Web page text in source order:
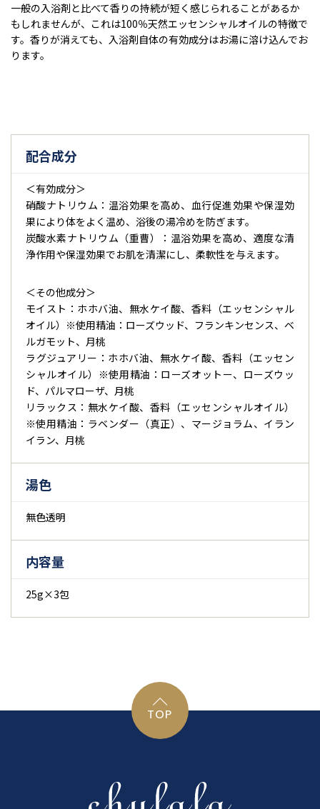
一般の入浴剤と比べて香りの持続が短く感じられることがあるか
もしれませんが、これは100％天然エッセンシャルオイルの特徴で
す。香りが消えても、入浴剤自体の有効成分はお湯に溶け込んでお
ります。
配合成分
＜有効成分＞
硝酸ナトリウム：温浴効果を高め、血行促進効果や保湿効
果により体をよく温め、浴後の湯冷めを防ぎます。
炭酸水素ナトリウム（重曹）：温浴効果を高め、適度な清
浄作用や保湿効果でお肌を清潔にし、柔軟性を与えます。
＜その他成分＞
モイスト：ホホバ油、無水ケイ酸、香料（エッセンシャル
オイル）※使用精油：ローズウッド、フランキンセンス、ベ
ルガモット、月桃
ラグジュアリー：ホホバ油、無水ケイ酸、香料（エッセン
シャルオイル）※使用精油：ローズオットー、ローズウッ
ド、パルマローザ、月桃
リラックス：無水ケイ酸、香料（エッセンシャルオイル）
※使用精油：ラベンダー（真正）、マージョラム、イラン
イラン、月桃
湯色
無色透明
内容量
25g×3包
TOP